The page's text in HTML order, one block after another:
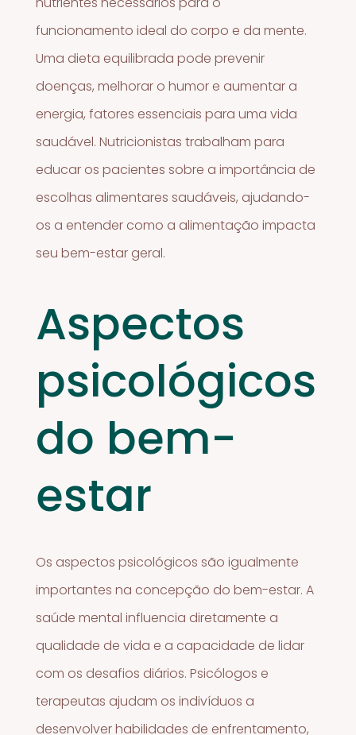
funcionamento ideal do corpo e da mente.
Uma dieta equilibrada pode prevenir
doenças, melhorar o humor e aumentar a
energia, fatores essenciais para uma vida
saudável. Nutricionistas trabalham para
educar os pacientes sobre a importância de
escolhas alimentares saudáveis, ajudando-
os a entender como a alimentação impacta
seu bem-estar geral.
Aspectos
psicológicos
do bem-
estar
Os aspectos psicológicos são igualmente
importantes na concepção do bem-estar. A
saúde mental influencia diretamente a
qualidade de vida e a capacidade de lidar
com os desafios diários. Psicólogos e
terapeutas ajudam os indivíduos a
desenvolver habilidades de enfrentamento,